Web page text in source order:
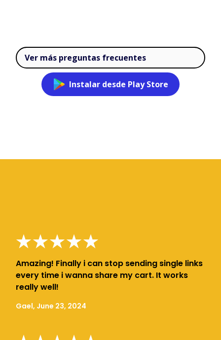
Ver más preguntas frecuentes
Instalar desde Play Store
Amazing! Finally i can stop sending single links
every time i wanna share my cart. It works
really well!
Gael, June 23, 2024